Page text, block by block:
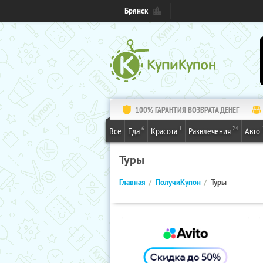
Брянск
100% ГАРАНТИЯ ВОЗВРАТА ДЕНЕГ
Все Еда 6 Красота 1 Развлечения 24 Авто
Туры
Главная ПолучиКупон Туры